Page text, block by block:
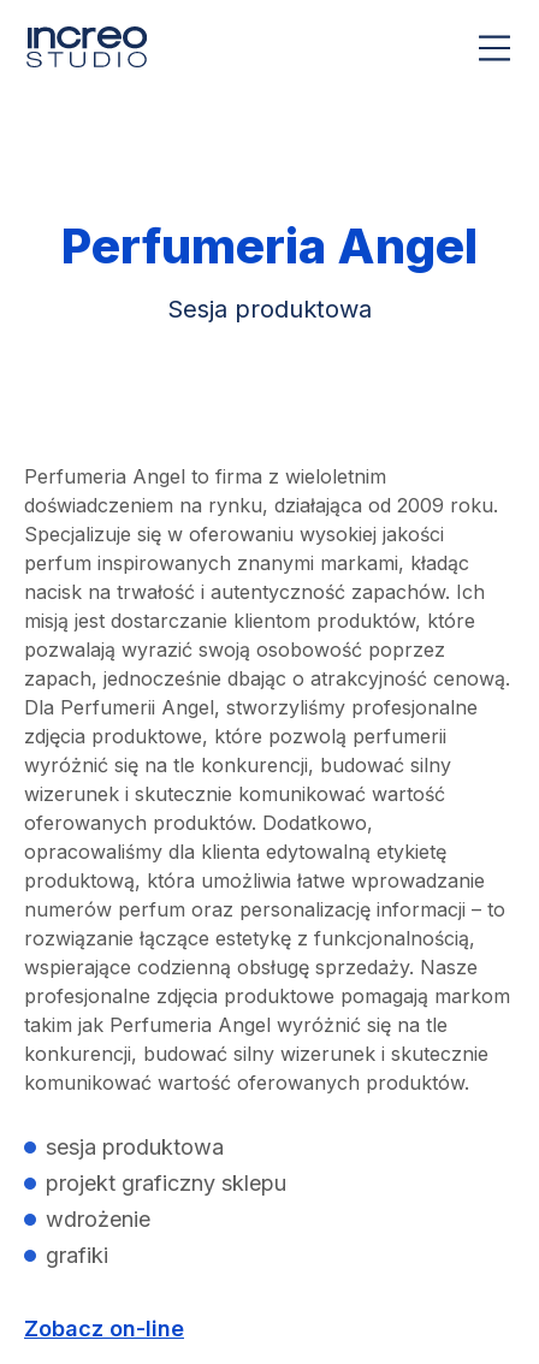
Perfumeria Angel
Sesja produktowa
Perfumeria Angel to firma z wieloletnim
doświadczeniem na rynku, działająca od 2009 roku.
Specjalizuje się w oferowaniu wysokiej jakości
perfum inspirowanych znanymi markami, kładąc
nacisk na trwałość i autentyczność zapachów. Ich
misją jest dostarczanie klientom produktów, które
pozwalają wyrazić swoją osobowość poprzez
zapach, jednocześnie dbając o atrakcyjność cenową.
Dla Perfumerii Angel, stworzyliśmy profesjonalne
zdjęcia produktowe, które pozwolą perfumerii
wyróżnić się na tle konkurencji, budować silny
wizerunek i skutecznie komunikować wartość
oferowanych produktów. Dodatkowo,
opracowaliśmy dla klienta edytowalną etykietę
produktową, która umożliwia łatwe wprowadzanie
numerów perfum oraz personalizację informacji – to
rozwiązanie łączące estetykę z funkcjonalnością,
wspierające codzienną obsługę sprzedaży. Nasze
profesjonalne zdjęcia produktowe pomagają markom
takim jak Perfumeria Angel wyróżnić się na tle
konkurencji, budować silny wizerunek i skutecznie
komunikować wartość oferowanych produktów.
sesja produktowa
projekt graficzny sklepu
wdrożenie
grafiki
Zobacz on-line